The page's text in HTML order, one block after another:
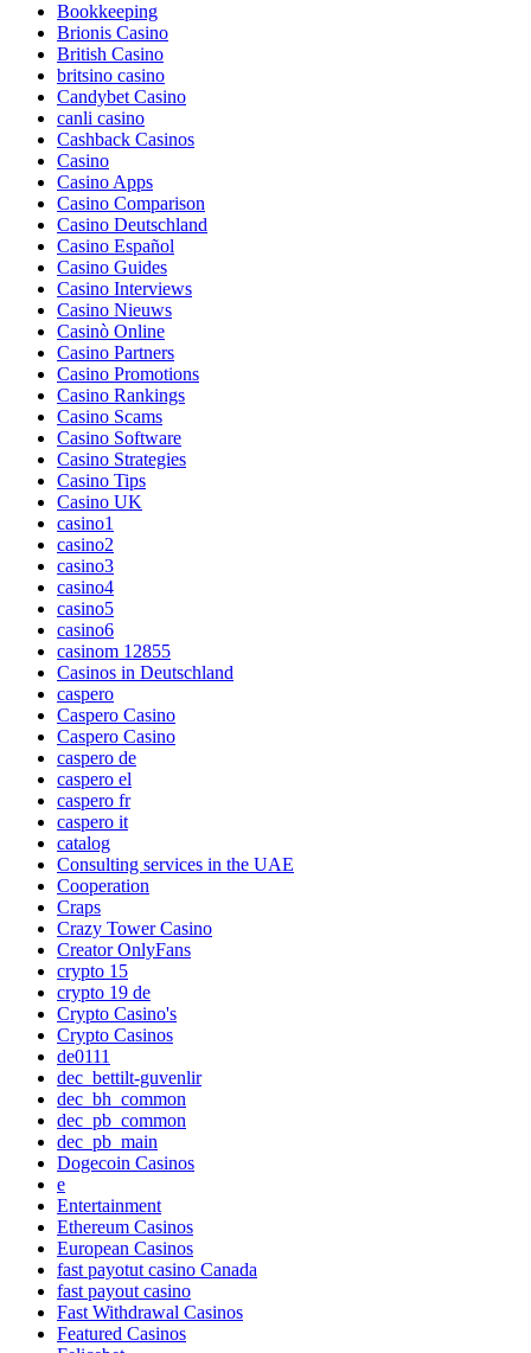
Bookkeeping
Brionis Casino
British Casino
britsino casino
Candybet Casino
canli casino
Cashback Casinos
Casino
Casino Apps
Casino Comparison
Casino Deutschland
Casino Español
Casino Guides
Casino Interviews
Casino Nieuws
Casinò Online
Casino Partners
Casino Promotions
Casino Rankings
Casino Scams
Casino Software
Casino Strategies
Casino Tips
Casino UK
casino1
casino2
casino3
casino4
casino5
casino6
casinom 12855
Casinos in Deutschland
caspero
Caspero Casino
Caspero Casino
caspero de
caspero el
caspero fr
caspero it
catalog
Consulting services in the UAE
Cooperation
Craps
Crazy Tower Сasino
Creator OnlyFans
crypto 15
crypto 19 de
Crypto Casino's
Crypto Casinos
de0111
dec_bettilt-guvenlir
dec_bh_common
dec_pb_common
dec_pb_main
Dogecoin Casinos
e
Entertainment
Ethereum Casinos
European Casinos
fast payotut casino Canada
fast payout casino
Fast Withdrawal Casinos
Featured Casinos